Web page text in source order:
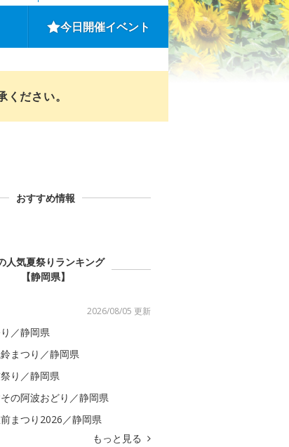
今日開催イベント
ださい。
おすすめ情報
人気夏祭りランキング
【静岡県】
2026/08/05 更新
／静岡県
まつり／静岡県
り／静岡県
の阿波おどり／静岡県
まつり2026／静岡県
もっと見る